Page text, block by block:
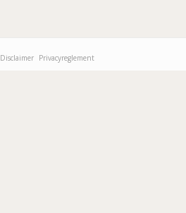
Disclaimer Privacyreglement